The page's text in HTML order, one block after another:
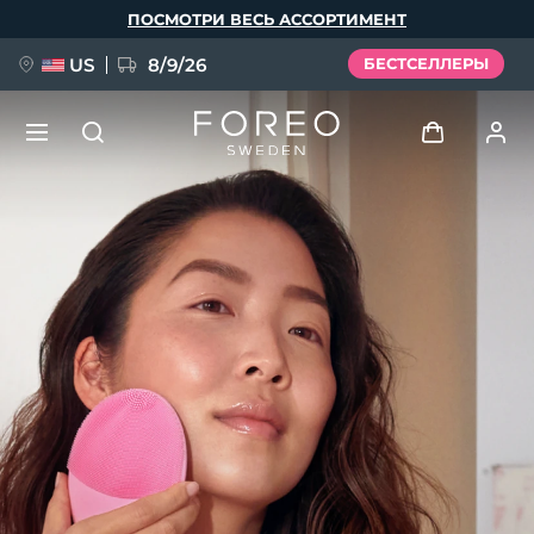
ПОСМОТРИ ВЕСЬ АССОРТИМЕНТ
US 8/9/26 БЕСТСЕЛЛЕРЫ
Профиль пользователя
Мои приборы
Мои заказы
Мои адреса
Мои подписки
НОВИНКА
FAQ™ Pure Beauty-Tech Elixir
BREAKING NEWS
issa™ Teeth Whitening Set
Язык
English Deutsch
Español
Français
Italiano
Português
Polski
Svenska
Русский
Türkçe
简体中文 繁體中文